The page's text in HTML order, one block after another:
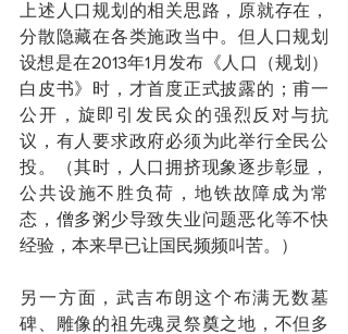
上述人口规划的相关思路，原就存在，
分散隐藏在各类施政当中。但人口规划
设想是在2013年1月发布《人口（规划）
白皮书》时，才首度正式披露的；甫一
公开，旋即引发民众的强烈反对与抗
议，有人要求政府必须为此举行全民公
投。（其时，人口拥挤现象逐步彰显，
公共设施不胜负荷，地铁故障成为常
态，僧多粥少导致失业问题恶化等不快
经验，本来早已让国民频频叫苦。）
另一方面，武吉布朗这个布满无数墓
碑、雕像的祖先魂灵祭奠之地，不但多